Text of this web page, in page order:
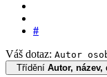
#
Váš dotaz: Autor
Třídění Autor, název,